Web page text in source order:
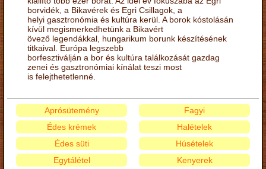
borvidék, a Bikavérek és Egri Csillagok, a
helyi gasztronómia és kultúra kerül. A borok kóstolásán
kívül megismerkedhetünk a Bikavért
övező legendákkal, hungarikum borunk készítésének
titkaival. Európa legszebb
borfesztiválján a bor és kultúra találkozását gazdag
zenei és gasztronómiai kínálat teszi most
is felejthetetlenné.
Aprósütemény
Édes krémek
Édes süti
Egytálétel
Fagyi
Halételek
Húsételek
Kenyerek